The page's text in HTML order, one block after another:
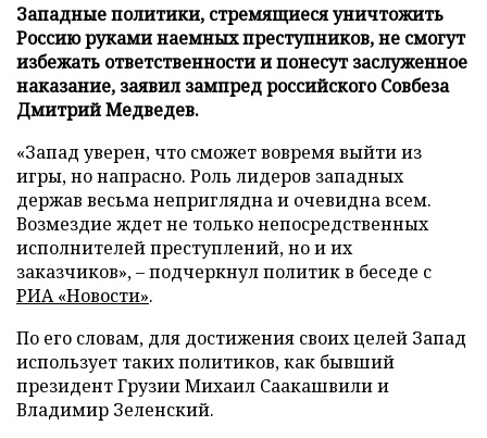
Западные политики, стремящиеся уничтожить
Россию руками наемных преступников, не смогут
избежать ответственности и понесут заслуженное
наказание, заявил зампред российского Совбеза
Дмитрий Медведев.
«Запад уверен, что сможет вовремя выйти из
игры, но напрасно. Роль лидеров западных
держав весьма неприглядна и очевидна всем.
Возмездие ждет не только непосредственных
исполнителей преступлений, но и их
заказчиков», – подчеркнул политик в беседе с
РИА «Новости».
По его словам, для достижения своих целей Запад
использует таких политиков, как бывший
президент Грузии Михаил Саакашвили и
Владимир Зеленский.